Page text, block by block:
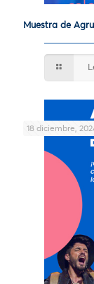
Muestra de
18 diciembre,